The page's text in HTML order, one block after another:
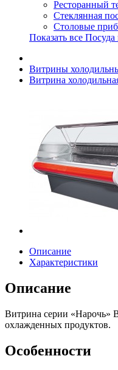
Ресторанный
Стеклянная
Столовые
Показать все
Витрины
Витрина
Описание
Характеристики
Описание
Витрина серии «Нарочь»
охлажденных продуктов.
Особенности